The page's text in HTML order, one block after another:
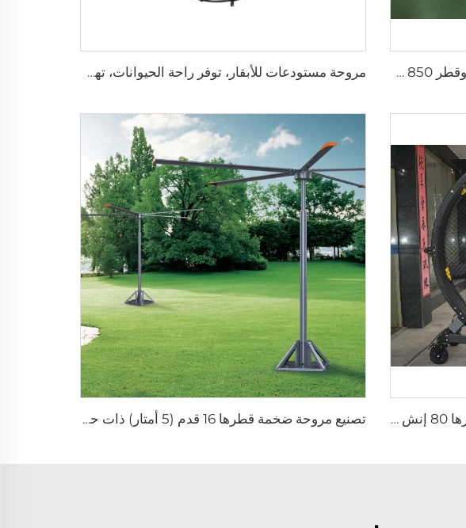
محرك توفير طاقة بقوة 0.37 كيلوواط وقطر 850 مم مع توربينات من الألمنيوم لتوفير هواء نقي، يمكن تركيبه على الحائط أو تعليقه، مروحة تهوية دائرية مروحة مستودعات للأبقار، توفر راحة الحيوانات، تهوية وتبريد للمزارع والأماكن الصناعية، معلقة على السقف
مروحة صناعية محمولة على قاعدة قطرها 80 إنش (2000 ملم) قابلة للحركة وهادئة للمكاتب والمنازل والفنادق والمصانع بجهد 220 فولت / 380 فولت تصنيع مروحة ضخمة قطرها 16 قدم (5 أمتار) ذات حجم عالٍ وسرعة منخفضة من نوع المروحة المرفوعة على عمود